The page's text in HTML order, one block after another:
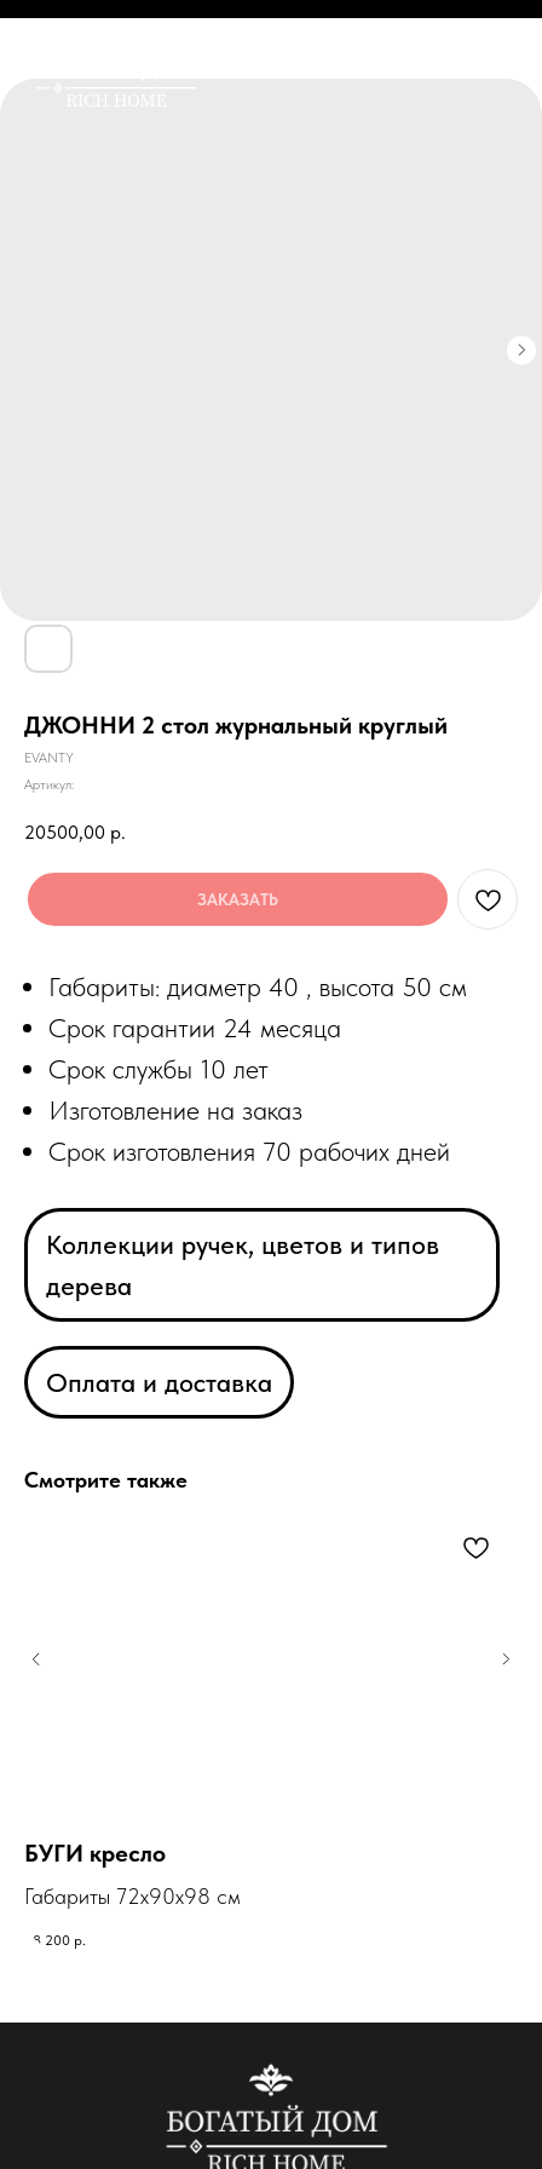
ДЖОННИ 2 стол журнальный круглый
EVANTY
Артикул:
20500,00 р.
ЗАКАЗАТЬ
Габариты: диаметр 40 , высота 50 см
Срок гарантии 24 месяца
Срок службы 10 лет
Изготовление на заказ
Срок изготовления 70 рабочих дней
Коллекции ручек, цветов и типов
дерева
Оплата и доставка
Смотрите также
БУГИ кресло
Габариты 72х90х98 см
38 200 р.